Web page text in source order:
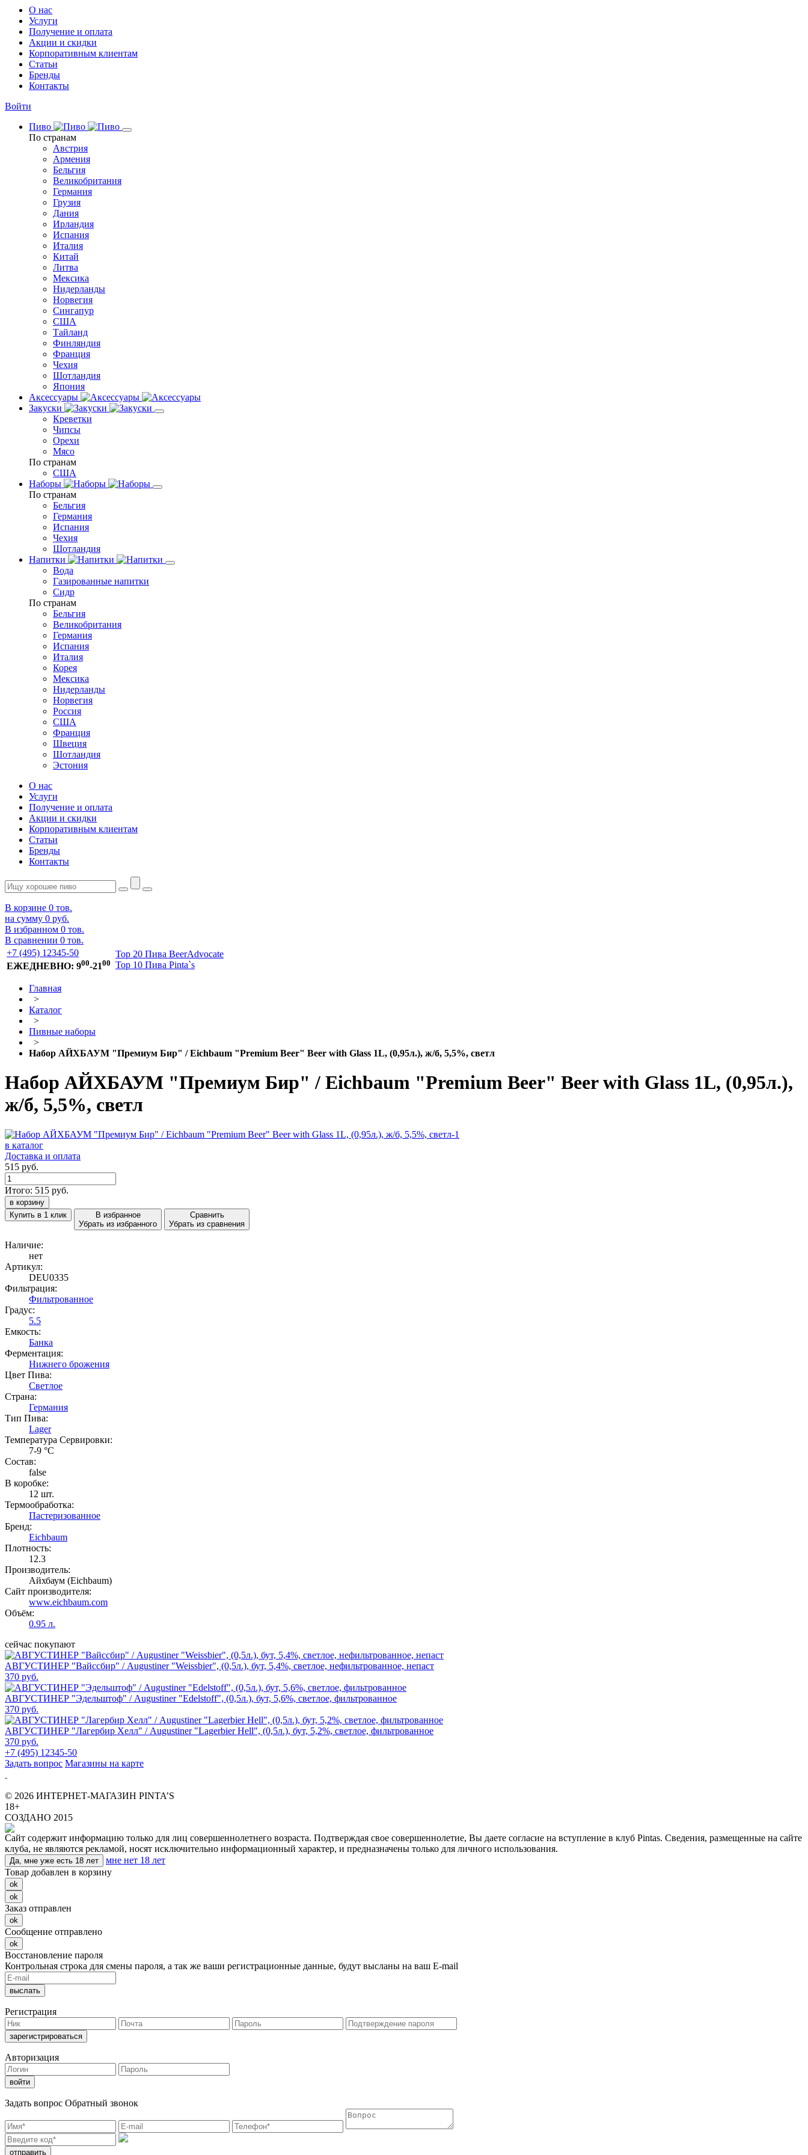
О нас
Услуги
Получение и оплата
Акции и скидки
Корпоративным клиентам
Статьи
Бренды
Контакты
Войти
Пиво
По странам
Австрия
Армения
Бельгия
Великобритания
Германия
Грузия
Дания
Ирландия
Испания
Италия
Китай
Литва
Мексика
Нидерланды
Норвегия
Сингапур
США
Тайланд
Финляндия
Франция
Чехия
Шотландия
Япония
Аксессуары
Закуски
Креветки
Чипсы
Орехи
Мясо
По странам
США
Наборы
По странам
Бельгия
Германия
Испания
Чехия
Шотландия
Напитки
Вода
Газированные напитки
Сидр
По странам
Бельгия
Великобритания
Германия
Испания
Италия
Корея
Мексика
Нидерланды
Норвегия
Россия
США
Франция
Швеция
Шотландия
Эстония
О нас
Услуги
Получение и оплата
Акции и скидки
Корпоративным клиентам
Статьи
Бренды
Контакты
В корзине 0 тов.
на сумму 0 руб.
В избранном 0 тов.
В сравнении 0 тов.
+7 (495) 12345-50
ЕЖЕДНЕВНО: 900-2100
Top 20 Пива BeerAdvocate
Top 10 Пива Pinta`s
Главная
>
Каталог
>
Пивные наборы
>
Набор АЙХБАУМ "Премиум Бир" / Eichbaum "Premium Beer" Beer with Glass 1L, (0,95л.), ж/б, 5,5%, светл
Набор АЙХБАУМ "Премиум Бир" / Eichbaum "Premium Beer" Beer with Glass 1L, (0,95л.),
ж/б, 5,5%, светл
в каталог
Доставка и оплата
515 руб.
Итого: 515 руб.
в корзину
Купить в 1 клик
В избранное
Убрать из избранного
Сравнить
Убрать из сравнения
Наличие:
нет
Артикул:
DEU0335
Фильтрация:
Фильтрованное
Градус:
5.5
Емкость:
Банка
Ферментация:
Нижнего брожения
Цвет Пива:
Светлое
Страна:
Германия
Тип Пива:
Lager
Температура Cервировки:
7-9 °С
Состав:
false
В коробке:
12 шт.
Термообработка:
Пастеризованное
Бренд:
Eichbaum
Плотность:
12.3
Производитель:
Айхбаум (Eichbaum)
Сайт производителя:
www.eichbaum.com
Объём:
0.95 л.
сейчас покупают
АВГУСТИНЕР "Вайссбир" / Augustiner "Weissbier", (0,5л.), бут, 5,4%, светлое, нефильтрованное, непаст
370 руб.
АВГУСТИНЕР "Эдельштоф" / Augustiner "Edelstoff", (0,5л.), бут, 5,6%, светлое, фильтрованное
370 руб.
АВГУСТИНЕР "Лагербир Хелл" / Augustiner "Lagerbier Hell", (0,5л.), бут, 5,2%, светлое, фильтрованное
370 руб.
+7 (495) 12345-50
Задать вопрос Магазины на карте
© 2026 ИНТЕРНЕТ-МАГАЗИН PINTA’S
18+
СОЗДАНО 2015
Сайт содержит информацию только для лиц совершеннолетнего возраста. Подтверждая свое совершеннолетие, Вы даете согласие на вступление в клуб Pintas. Сведения, размещенные на сайте
клуба, не являются рекламой, носят исключительно информационный характер, и предназначены только для личного использования.
Да, мне уже есть 18 лет
мне нет 18 лет
Товар добавлен в корзину
ok
ok
Заказ отправлен
ok
Сообщение отправлено
ok
Восстановление пароля
Контрольная строка для смены пароля, а так же ваши регистрационные данные, будут высланы на ваш E-mail
Регистрация
Авторизация
Задать вопрос Обратный звонок